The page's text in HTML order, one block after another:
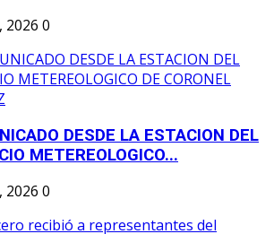
2026 0
DESDE LA ESTACION DEL
METEREOLOGICO...
2026 0